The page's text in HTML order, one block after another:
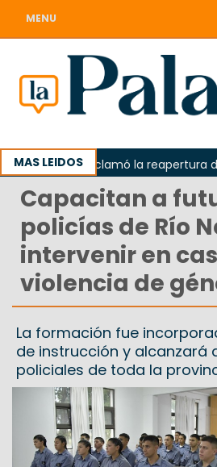
MENU
MAS LEIDOS
Odarda reclamó la reapertura de la
Capacitan a
policías de Río
intervenir en
violencia de
La formación fue
de instrucción y alcanzará
policiales de toda la